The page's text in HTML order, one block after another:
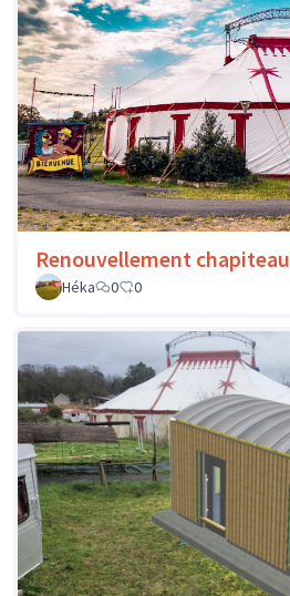
Renouvellement chapiteau
Héka
0 0